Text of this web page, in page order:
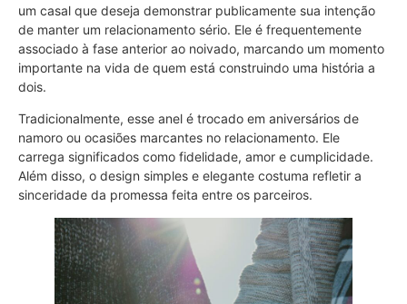
um casal que deseja demonstrar publicamente sua intenção
de manter um relacionamento sério. Ele é frequentemente
associado à fase anterior ao noivado, marcando um momento
importante na vida de quem está construindo uma história a
dois.
Tradicionalmente, esse anel é trocado em aniversários de
namoro ou ocasiões marcantes no relacionamento. Ele
carrega significados como fidelidade, amor e cumplicidade.
Além disso, o design simples e elegante costuma refletir a
sinceridade da promessa feita entre os parceiros.